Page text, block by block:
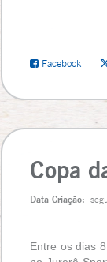
Facebook
Copa
Data Criação:
Entre os dias